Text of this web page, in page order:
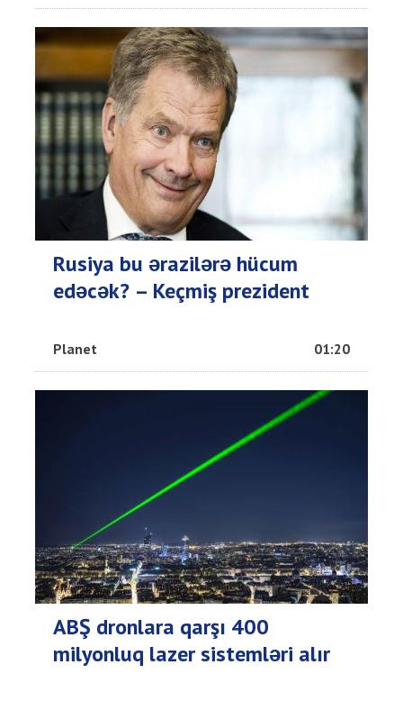
Rusiya bu ərazilərə hücum
edəcək? – Keçmiş prezident
Planet 01:20
ABŞ dronlara qarşı 400
milyonluq lazer sistemləri alır